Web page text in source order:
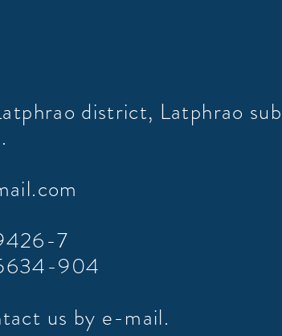
district, Latphrao
7
904
us by e-mail.